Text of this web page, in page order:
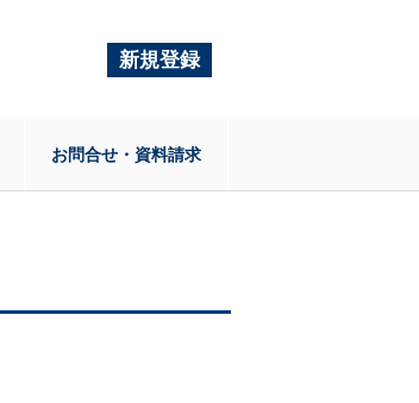
新規登録
お問合せ・資料請求